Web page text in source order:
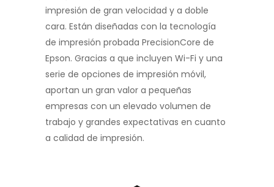
impresión de gran velocidad y a doble
cara. Están diseñadas con la tecnología
de impresión probada PrecisionCore de
Epson. Gracias a que incluyen Wi-Fi y una
serie de opciones de impresión móvil,
aportan un gran valor a pequeñas
empresas con un elevado volumen de
trabajo y grandes expectativas en cuanto
a calidad de impresión.